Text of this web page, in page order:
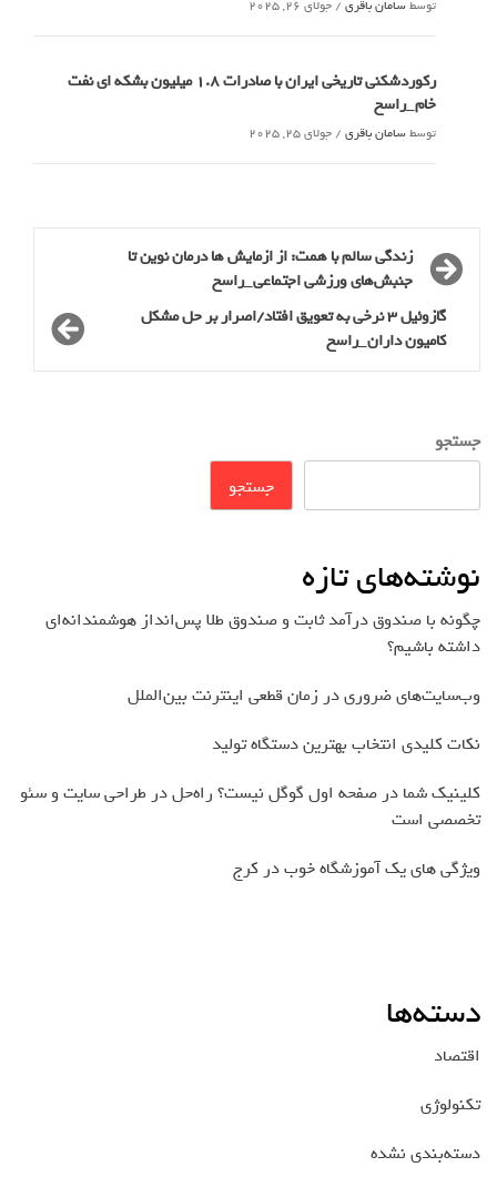
توسطسامان باقری / جولای 26, 2025
رکوردشکنی تاریخی ایران با صادرات 1.8 میلیون بشکه ای نفت
خام_راسخ
توسطسامان باقری / جولای 25, 2025
زندگی سالم با همت: از ازمایش ها درمان نوین تا
جنبش‌های ورزشی اجتماعی_راسخ
گازوئیل 3 نرخی به تعویق افتاد/اصرار بر حل مشکل
کامیون داران_راسخ
جستجو
جستجو
نوشته‌های تازه
چگونه با صندوق درآمد ثابت و صندوق طلا پس‌انداز هوشمندانه‌ای
داشته باشیم؟
وب‌سایت‌های ضروری در زمان قطعی اینترنت بین‌الملل
نکات کلیدی انتخاب بهترین دستگاه تولید
کلینیک شما در صفحه اول گوگل نیست؟ راه‌حل در طراحی سایت و سئو
تخصصی است
ویژگی های یک آموزشگاه خوب در کرج
دسته‌ها
اقتصاد
تکنولوژی
دسته‌بندی نشده